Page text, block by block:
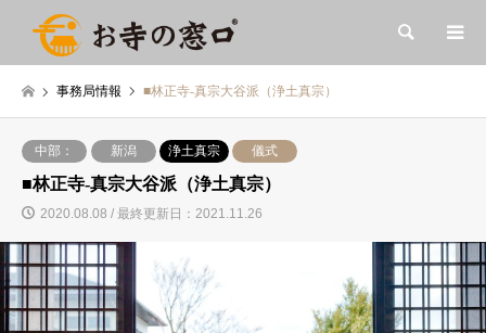
検索
事務局情報 ■林正寺-真宗大谷派（浄土真宗）
中部： 新潟 浄土真宗 儀式
■林正寺-真宗大谷派（浄土真宗）
2020.08.08 / 最終更新日：2021.11.26